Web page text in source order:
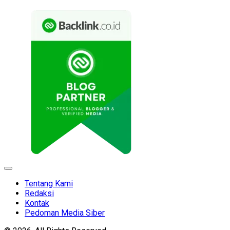
Expand
Tentang Kami
Redaksi
Kontak
Pedoman Media Siber